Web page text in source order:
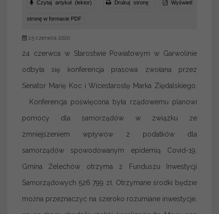
Czytaj artykuł (lektor) Drukuj stronę Wyświetl
stronę w formacie PDF
25 czerwca 2020
24 czerwca w Starostwie Powiatowym w Garwolinie
odbyła się konferencja prasowa zwołana przez
Senator Marię Koc i Wicestarostę Marka Ziędalskiego.
Konferencja poświęcona była rządowemu planowi
pomocy dla samorządów w związku ze
zmniejszeniem wpływów z podatków dla
samorządów spowodowanym epidemią Covid-19.
Gmina Żelechów otrzyma z Funduszu Inwestycji
Samorządowych 526 799 zł. Otrzymane środki będzie
można przeznaczyć na szeroko rozumiane inwestycje,